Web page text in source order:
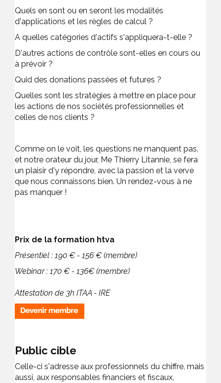
Quels en sont ou en seront les modalités
d'applications et les règles de calcul ?
A quelles catégories d'actifs s'appliquera-t-elle ?
D'autres actions de contrôle sont-elles en cours ou
à prévoir ?
Quid des donations passées et futures ?
Quelles sont les stratégies à mettre en place pour
les actions de nos sociétés professionnelles et
celles de nos clients ?
Comme on le voit, les questions ne manquent pas,
et notre orateur du jour, Me Thierry Litannie, se fera
un plaisir d'y répondre, avec la passion et la verve
que nous connaissons bien. Un rendez-vous à ne
pas manquer !
Prix de la formation htva
Présentiel : 190 € - 156 € (membre)
Webinar : 170 € - 136€ (membre)
Attestation de 3h ITAA - IRE
Public cible
Celle-ci s'adresse aux professionnels du chiffre, mais
aussi, aux responsables financiers et fiscaux,